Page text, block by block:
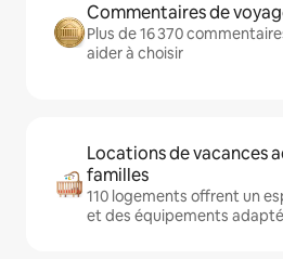
Commentaires de
Plus de 16 370
aider à choisir
Locations de vacances
familles
110 logements offrent un
et des équipements